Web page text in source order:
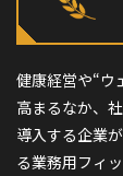
健康経営や“ウ
高まるなか、
導入する企業
る業務用フィ